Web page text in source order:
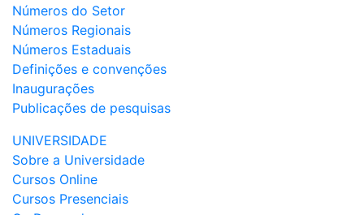
Números do Setor
Números Regionais
Números Estaduais
Definições e convenções
Inaugurações
Publicações de pesquisas
UNIVERSIDADE
Sobre a Universidade
Cursos Online
Cursos Presenciais